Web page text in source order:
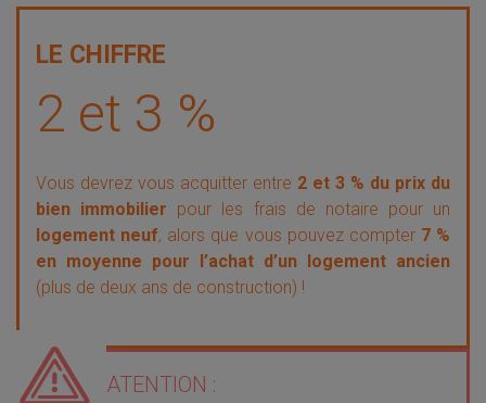
2 et 3 %
Vous devrez vous acquitter entre 2 et 3 % du prix du
bien immobilier pour les frais de notaire pour un
logement neuf, alors que vous pouvez compter 7 %
en moyenne pour l’achat d’un logement ancien
(plus de deux ans de construction) !
ATENTION :